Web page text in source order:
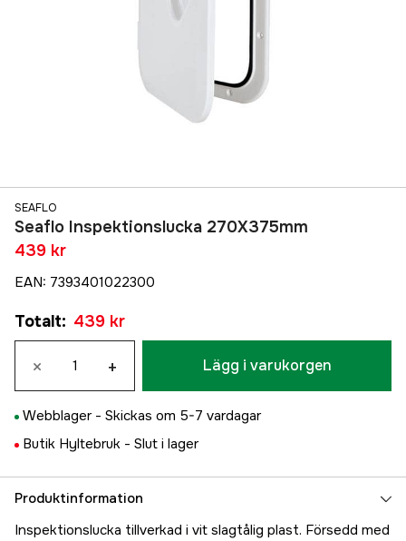
SEAFLO
Seaflo Inspektionslucka 270X375mm
439 kr
EAN: 7393401022300
Totalt: 439 kr
× + Lägg i varukorgen
Webblager - Skickas om 5-7 vardagar
Butik Hyltebruk - Slut i lager
Produktinformation
Inspektionslucka tillverkad i vit slagtålig plast. Försedd med